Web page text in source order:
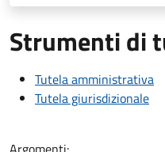
Strumenti di
Tutela amministrativa
Tutela giurisdizionale